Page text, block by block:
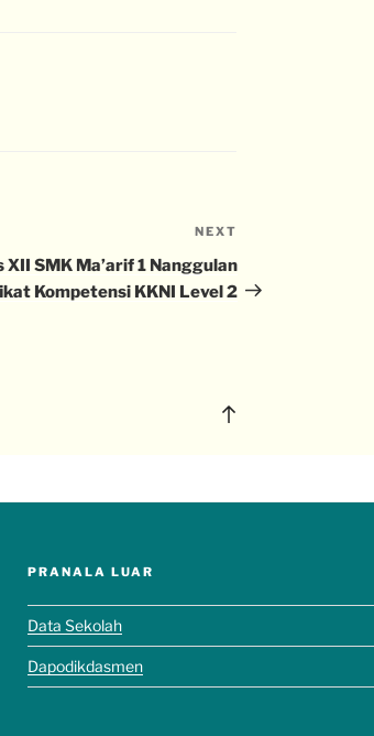
NEXT
XII SMK Ma’arif 1 Nanggulan
Kompetensi KKNI Level 2
PRANALA LUAR
Data Sekolah
Dapodikdasmen